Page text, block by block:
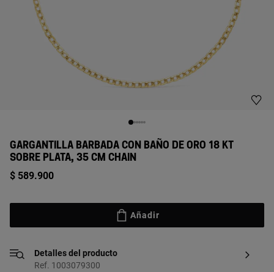
GARGANTILLA BARBADA CON BAÑO DE ORO 18 KT
SOBRE PLATA, 35 CM CHAIN
$ 589.900
Añadir
Detalles del producto
Ref. 1003079300